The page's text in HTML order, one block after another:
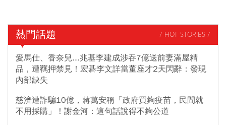
熱門話題 / HOT STORIES /
愛馬仕、香奈兒...兆基李建成涉吞7億送前妻滿屋精
品，遭羈押禁見！宏碁李文詳當董座才2天閃辭：發現
內部缺失
慈濟遭詐騙10億，蔣萬安稱「政府買夠疫苗，民間就
不用採購」！謝金河：這句話說得不夠公道